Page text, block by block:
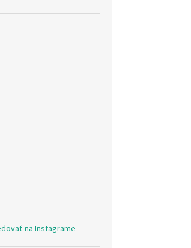
na Instagrame